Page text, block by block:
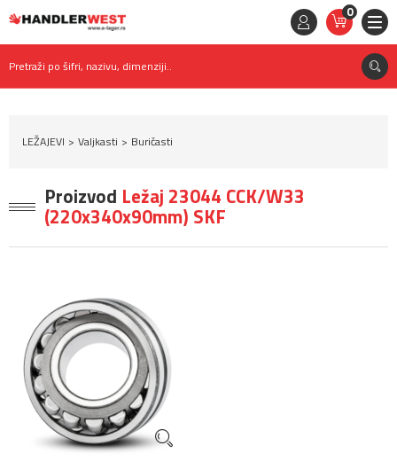
0
STAVKE
0,
RSD
Pretraži po šifri, nazivu, dimenziji..
LEŽAJEVI Valjkasti Buričasti
Proizvod Ležaj 23044 CCK/W33
(220x340x90mm) SKF